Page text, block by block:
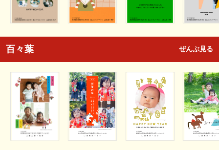
百々葉 ぜんぶ見る